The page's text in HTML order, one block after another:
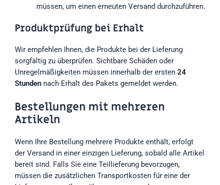
müssen, um einen erneuten Versand durchzuführen.
Produktprüfung bei Erhalt
Wir empfehlen Ihnen, die Produkte bei der Lieferung
sorgfältig zu überprüfen. Sichtbare Schäden oder
Unregelmäßigkeiten müssen innerhalb der ersten 24
Stunden nach Erhalt des Pakets gemeldet werden.
Bestellungen mit mehreren
Artikeln
Wenn Ihre Bestellung mehrere Produkte enthält, erfolgt
der Versand in einer einzigen Lieferung, sobald alle Artikel
bereit sind. Falls Sie eine Teillieferung bevorzugen,
müssen die zusätzlichen Transportkosten für eine der